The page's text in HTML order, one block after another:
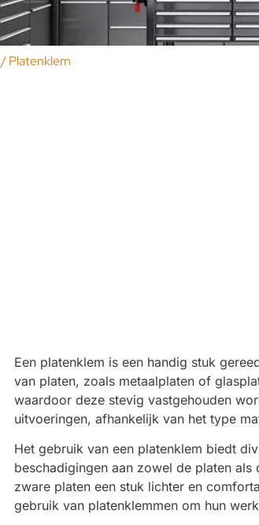
/ Platenklem
Een platenklem is een handig stuk
van platen, zoals metaalplaten of
waardoor deze stevig vastgehouden
uitvoeringen, afhankelijk van het type
Het gebruik van een platenklem biedt
beschadigingen aan zowel de platen
zware platen een stuk lichter en
gebruik van platenklemmen om hun